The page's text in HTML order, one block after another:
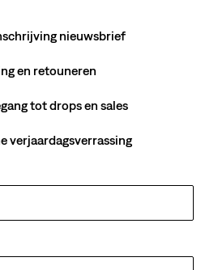
nieuwsbrief
en retouneren
tot drops en sales
verjaardagsverrassing